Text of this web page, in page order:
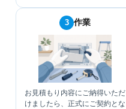
3 作業
お見積もり内容にご納得いただ
けましたら、正式にご契約とな